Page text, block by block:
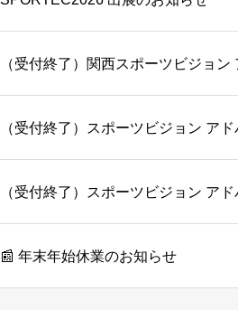
（受付終了）スポーツビジョン ア
（受付終了）スポーツビジョン ア
📰 年末年始休業のお知らせ